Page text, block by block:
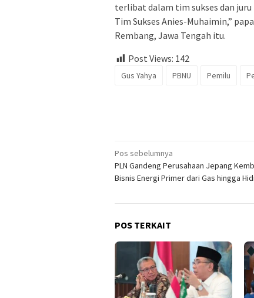
terlibat dalam tim sukses dan
Tim Sukses Anies-Muhaimin,”
Rembang, Jawa Tengah itu.
Post Views: 142
Gus Yahya PBNU Pemilu
Navigasi
pos
Pos sebelumnya
PLN Gandeng Perusahaan Jepang
Bisnis Energi Primer dari Gas hingga
POS TERKAIT